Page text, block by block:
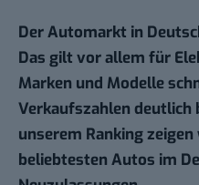
Der Automarkt in
Das gilt vor allem für
Marken und Modelle
Verkaufszahlen deutlich
unserem Ranking
beliebtesten Autos im